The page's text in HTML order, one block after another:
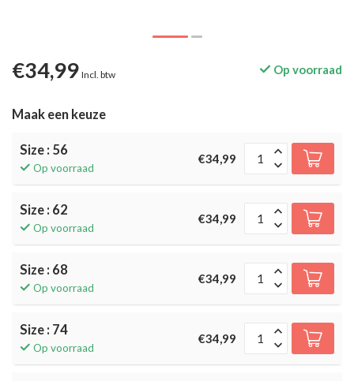
€34,99 Incl. btw Op voorraad
Maak een keuze
Size : 56
Op voorraad
€34,99
Size : 62
Op voorraad
€34,99
Size : 68
Op voorraad
€34,99
Size : 74
Op voorraad
€34,99